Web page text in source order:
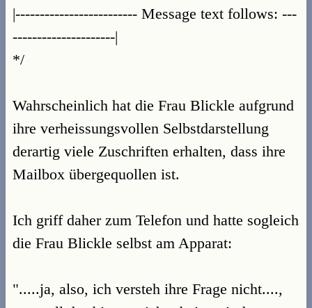
|------------------------- Message text follows: ---
---------------------|
*/
Wahrscheinlich hat die Frau Blickle aufgrund
ihre verheissungsvollen Selbstdarstellung
derartig viele Zuschriften erhalten, dass ihre
Mailbox übergequollen ist.
Ich griff daher zum Telefon und hatte sogleich
die Frau Blickle selbst am Apparat:
".....ja, also, ich versteh ihre Frage nicht....,